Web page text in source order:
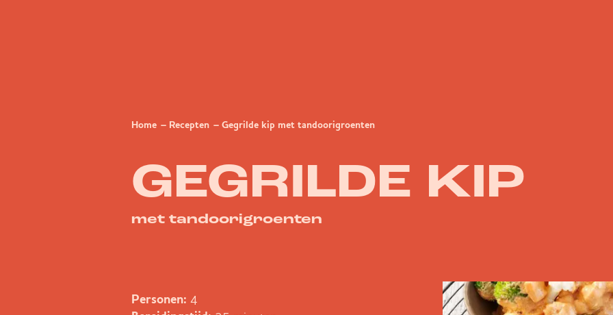
Home Recepten Gegrilde kip met tandoorigroenten
GEGRILDE KIP
met tandoorigroenten
Personen: 4